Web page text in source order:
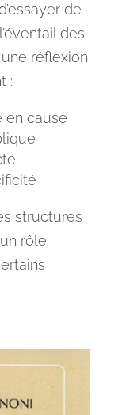
de
des
réflexion
:
en cause
structures
rôle